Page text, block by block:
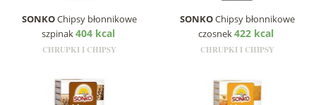
SONKOChipsy błonnikowe
szpinak404 kcal
CHRUPKI I CHIPSY
SONKOChipsy błonnikowe
czosnek422 kcal
CHRUPKI I CHIPSY